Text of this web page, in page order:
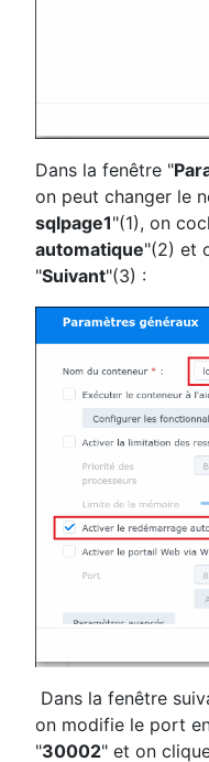
Dans la fenêtre "
on peut changer le
sqlpage1"(1), on
automatique"(2) et
"Suivant"(3) :
Dans la fenêtre
on modifie le port
"30002" et on